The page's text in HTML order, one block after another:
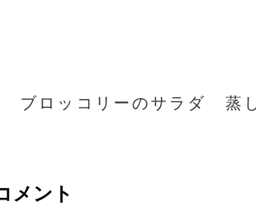
ブロッコリーのサラダ 蒸
メント